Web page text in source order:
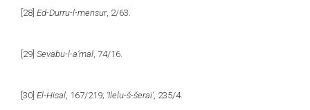
[28] Ed-Durru-l-mensur, 2/63.
[29] Sevabu-l-a‘mal , 74/16.
[30] El-Hisal , 167/219; ‘Ilelu-š-šerai‘, 235/4.